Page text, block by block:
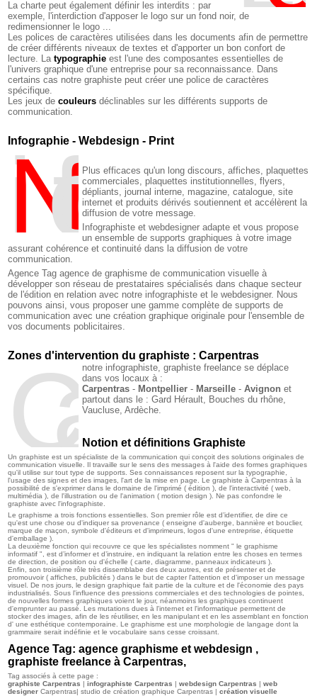
La charte peut également définir les interdits : par
exemple, l'interdiction d'apposer le logo sur un fond noir, de
redimensionner le logo ...
Les polices de caractères utilisées dans les documents afin de permettre
de créer différents niveaux de textes et d'apporter un bon confort de
lecture. Latypographie est l'une des composantes essentielles de
l'univers graphique d'une entreprise pour sa reconnaissance. Dans
certains cas notre graphiste peut créer une police de caractères
spécifique.
Les jeux decouleurs déclinables sur les différents supports de
communication.
Infographie - Webdesign - Print
Nfographie
Plus efficaces qu'un long discours, affiches, plaquettes
commerciales, plaquettes institutionnelles, flyers,
dépliants, journal interne, magazine, catalogue, site
internet et produits dérivés soutiennent et accélèrent la
diffusion de votre message.
Infographiste et webdesigner adapte et vous propose
un ensemble de supports graphiques à votre image
assurant cohérence et continuité dans la diffusion de votre
communication.
Agence Tag agence de graphisme de communication visuelle à
développer son réseau de prestataires spécialisés dans chaque secteur
de l'édition en relation avec notre infographiste et le webdesigner. Nous
pouvons ainsi, vous proposer une gamme complète de supports de
communication avec une création graphique originale pour l'ensemble de
vos documents poblicitaires.
Zones d'intervention du graphiste : Carpentras
Carpentras
notre infographiste, graphiste freelance se déplace
dans vos locaux à :
Carpentras - Montpellier - Marseille -Avignon et
partout dans le :Gard Hérault, Bouches du rhône,
Vaucluse, Ardèche.
Notion et définitions Graphiste
Un graphiste est un spécialiste de la communication qui conçoit des solutions originales de
communication visuelle. Il travaille sur le sens des messages à l'aide des formes graphiques
qu'il utilise sur tout type de supports. Ses connaissances reposent sur la typographie,
l'usage des signes et des images, l'art de la mise en page. Le graphiste à Carpentras à la
possibilité de s'exprimer dans le domaine de l'imprimé ( édition ), de l'interactivité ( web,
multimédia ), de l'illustration ou de l'animation ( motion design ). Ne pas confondre le
graphiste avec l'infographiste.
Le graphisme a trois fonctions essentielles. Son premier rôle est d’identifier, de dire ce
qu'est une chose ou d'indiquer sa provenance ( enseigne d'auberge, bannière et bouclier,
marque de maçon, symbole d'éditeurs et d'imprimeurs, logos d'une entreprise, étiquette
d'emballage ).
La deuxième fonction qui recouvre ce que les spécialistes nomment " le graphisme
informatif ", est d’informer et d’instruire, en indiquant la relation entre les choses en termes
de direction, de position ou d'échelle ( carte, diagramme, panneaux indicateurs ).
Enfin, son troisième rôle très dissemblabe des deux autres, est de présenter et de
promouvoir ( affiches, publicités ) dans le but de capter l'attention et d'imposer un message
visuel. De nos jours, le design graphique fait partie de la culture et de l'économie des pays
industrialisés. Sous l'influence des pressions commerciales et des technologies de pointes,
de nouvelles formes graphiques voient le jour, néanmoins les graphiques continuent
d'emprunter au passé. Les mutations dues à l'internet et l'informatique permettent de
stocker des images, afin de les réutiliser, en les manipulant et en les assemblant en fonction
d' une esthétique contemporaine. Le graphisme est une morphologie de langage dont la
grammaire serait indéfinie et le vocabulaire sans cesse croissant.
Agence Tag: agence graphisme et webdesign ,
graphiste freelance à Carpentras,
Tag associés à cette page :
graphiste Carpentras |infographiste Carpentras |webdesign Carpentras |web
designer Carpentras| studio de création graphique Carpentras |création visuelle